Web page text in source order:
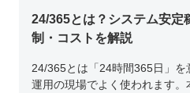
24/365とは？システム安定
制・コストを解説
24/365とは「24時間365日」を
運用の現場でよく使われます